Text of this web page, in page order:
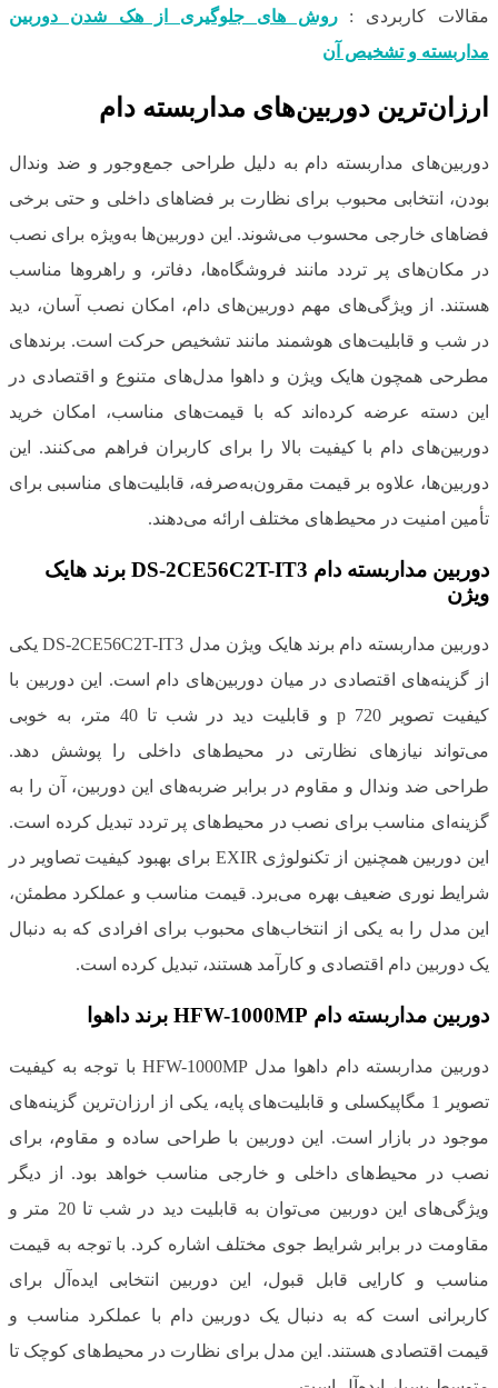
مقالات کاربردی :روش های جلوگیری از هک شدن دوربین
مداربسته و تشخیص آن
ارزان‌ترین دوربین‌های مداربسته دام
دوربین‌های مداربسته دام به دلیل طراحی جمع‌وجور و ضد وندال
بودن، انتخابی محبوب برای نظارت بر فضاهای داخلی و حتی برخی
فضاهای خارجی محسوب می‌شوند. این دوربین‌ها به‌ویژه برای نصب
در مکان‌های پر تردد مانند فروشگاه‌ها، دفاتر، و راهروها مناسب
هستند. از ویژگی‌های مهم دوربین‌های دام، امکان نصب آسان، دید
در شب و قابلیت‌های هوشمند مانند تشخیص حرکت است. برندهای
مطرحی همچون هایک ویژن و داهوا مدل‌های متنوع و اقتصادی در
این دسته عرضه کرده‌اند که با قیمت‌های مناسب، امکان خرید
دوربین‌های دام با کیفیت بالا را برای کاربران فراهم می‌کنند. این
دوربین‌ها، علاوه بر قیمت مقرون‌به‌صرفه، قابلیت‌های مناسبی برای
تأمین امنیت در محیط‌های مختلف ارائه می‌دهند.
دوربین مداربسته دام DS-2CE56C2T-IT3 برند هایک
ویژن
دوربین مداربسته دام برند هایک ویژن مدل DS-2CE56C2T-IT3 یکی
از گزینه‌های اقتصادی در میان دوربین‌های دام است. این دوربین با
کیفیت تصویر 720 p و قابلیت دید در شب تا 40 متر، به خوبی
می‌تواند نیازهای نظارتی در محیط‌های داخلی را پوشش دهد.
طراحی ضد وندال و مقاوم در برابر ضربه‌های این دوربین، آن را به
گزینه‌ای مناسب برای نصب در محیط‌های پر تردد تبدیل کرده است.
این دوربین همچنین از تکنولوژی EXIR برای بهبود کیفیت تصاویر در
شرایط نوری ضعیف بهره می‌برد. قیمت مناسب و عملکرد مطمئن،
این مدل را به یکی از انتخاب‌های محبوب برای افرادی که به دنبال
یک دوربین دام اقتصادی و کارآمد هستند، تبدیل کرده است.
دوربین مداربسته دام HFW-1000MP برند داهوا
دوربین مداربسته دام داهوا مدل HFW-1000MP با توجه به کیفیت
تصویر 1 مگاپیکسلی و قابلیت‌های پایه، یکی از ارزان‌ترین گزینه‌های
موجود در بازار است. این دوربین با طراحی ساده و مقاوم، برای
نصب در محیط‌های داخلی و خارجی مناسب خواهد بود. از دیگر
ویژگی‌های این دوربین می‌توان به قابلیت دید در شب تا 20 متر و
مقاومت در برابر شرایط جوی مختلف اشاره کرد. با توجه به قیمت
مناسب و کارایی قابل قبول، این دوربین انتخابی ایده‌آل برای
کاربرانی است که به دنبال یک دوربین دام با عملکرد مناسب و
قیمت اقتصادی هستند. این مدل برای نظارت در محیط‌های کوچک تا